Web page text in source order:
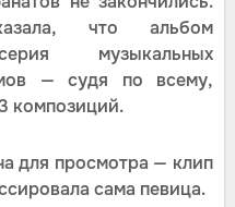
что альбом
музыкальных
— судя по всему,
композиций.
для просмотра — клип
сама певица.